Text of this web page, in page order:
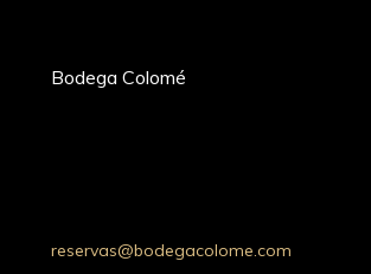
Bodega Colomé
reservas@bodegacolome.com